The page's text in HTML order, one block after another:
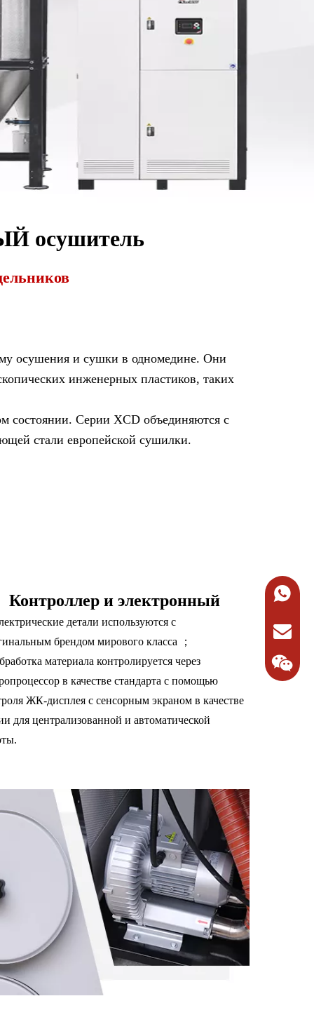
осушитель
осушения и сушки в одномедине. Они
инженерных пластиков, таких
состоянии. Серии XCD объединяются с
стали европейской сушилки.
Контроллер и электронный
детали используются с
брендом мирового класса ；
материала контролируется через
в качестве стандарта с помощью
ЖК-дисплея с сенсорным экраном в качестве
для централизованной и автоматической
+86-